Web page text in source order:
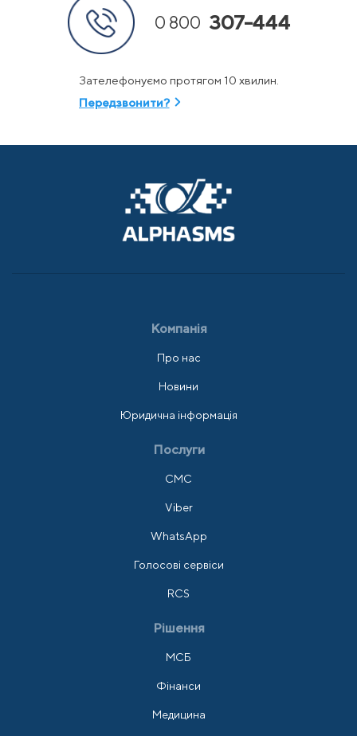
0 800 307-444
Зателефонуємо протягом 10 хвилин.
Передзвонити?
Компанія
Про нас
Новини
Юридична інформація
Послуги
СМС
Viber
WhatsApp
Голосові сервіси
RCS
Рішення
МСБ
Фінанси
Медицина